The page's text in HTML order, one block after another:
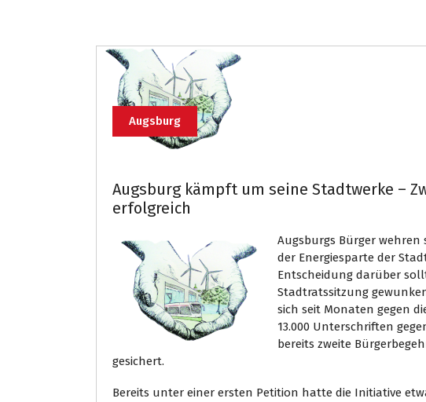
Augsburg
Augsburg kämpft um seine Stadtwerke –
erfolgreich
Augsburgs Bürger wehren
der Energiesparte der
Entscheidung darüber
Stadtratssitzung
sich seit Monaten gegen
13.000 Unterschriften
bereits zweite
gesichert.
Bereits unter einer ersten Petition hatte die Initiative